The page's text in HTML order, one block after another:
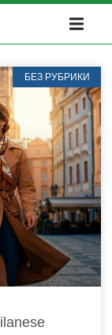
БЕЗ РУБРИКИ